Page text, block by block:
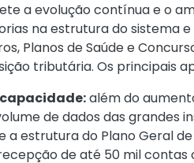
a evolução contínua e o
na estrutura do sistema
Planos de Saúde e
tributária. Os principais
além do
de dados das grandes
a estrutura do Plano Geral
de até 50 mil contas